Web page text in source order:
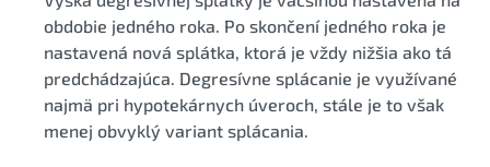
obdobie jedného roka. Po skončení jedného roka je
nastavená nová splátka, ktorá je vždy nižšia ako tá
predchádzajúca. Degresívne splácanie je využívané
najmä pri hypotekárnych úveroch, stále je to však
menej obvyklý variant splácania.